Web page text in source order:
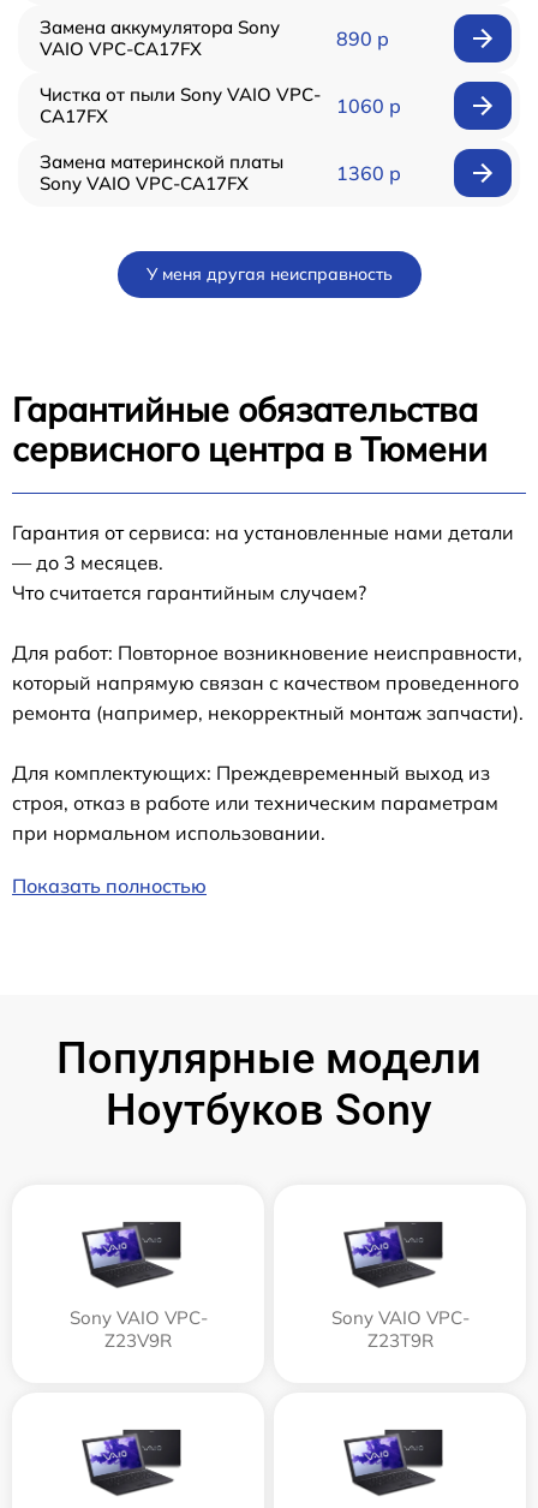
Замена аккумулятора Sony
VAIO VPC-CA17FX
890 р
Чистка от пыли Sony VAIO VPC-
CA17FX
1060 р
Замена материнской платы
Sony VAIO VPC-CA17FX
1360 р
У меня другая неисправность
Гарантийные обязательства
сервисного центра в Тюмени
Гарантия от сервиса: на установленные нами детали
— до 3 месяцев.
Что считается гарантийным случаем?
Для работ: Повторное возникновение неисправности,
который напрямую связан с качеством проведенного
ремонта (например, некорректный монтаж запчасти).
Для комплектующих: Преждевременный выход из
строя, отказ в работе или техническим параметрам
при нормальном использовании.
Показать полностью
Популярные модели
Ноутбуков Sony
Sony VAIO VPC-
Z23V9R
Sony VAIO VPC-
Z23T9R